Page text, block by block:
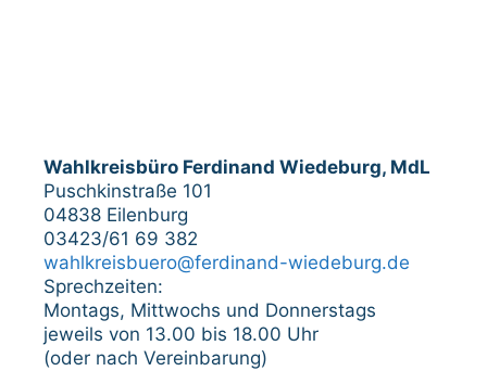
Wahlkreisbüro Ferdinand Wiedeburg, MdL
Puschkinstraße 101
04838 Eilenburg
03423/61 69 382
wahlkreisbuero@ferdinand-wiedeburg.de
Sprechzeiten:
Montags, Mittwochs und Donnerstags
jeweils von 13.00 bis 18.00 Uhr
(oder nach Vereinbarung)